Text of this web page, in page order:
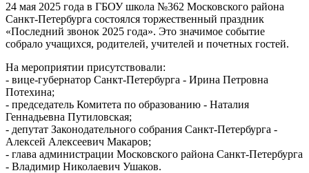
24 мая 2025 года в ГБОУ школа №362 Московского района
Санкт-Петербурга состоялся торжественный праздник
«Последний звонок 2025 года». Это значимое событие
собрало учащихся, родителей, учителей и почетных гостей.
На мероприятии присутствовали:
- вице-губернатор Санкт-Петербурга - Ирина Петровна
Потехина;
- председатель Комитета по образованию - Наталия
Геннадьевна Путиловская;
- депутат Законодательного собрания Санкт-Петербурга -
Алексей Алексеевич Макаров;
- глава администрации Московского района Санкт-Петербурга
- Владимир Николаевич Ушаков.